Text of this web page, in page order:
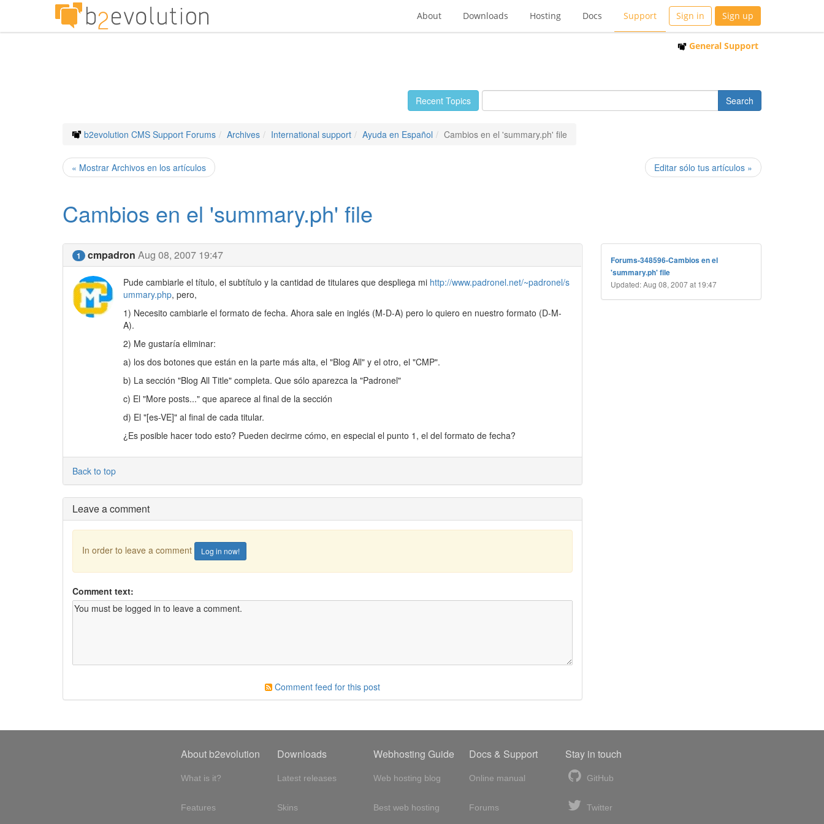
About Downloads Hosting Docs Support Sign in Sign up
General Support
Recent Topics
b2evolution CMS Support Forums Archives International support Ayuda en Español Cambios en el 'summary.ph' file
« Mostrar Archivos en los artículos Editar sólo tus artículos »
Cambios en el 'summary.ph' file
1 cmpadron Aug 08, 2007 19:47
Pude cambiarle el título, el subtítulo y la cantidad de titulares que despliega mi http://www.padronel.net/~padronel/s
ummary.php, pero,
1) Necesito cambiarle el formato de fecha. Ahora sale en inglés (M-D-A) pero lo quiero en nuestro formato (D-M-
A).
2) Me gustaría eliminar:
a) los dos botones que están en la parte más alta, el "Blog All" y el otro, el "CMP".
b) La sección "Blog All Title" completa. Que sólo aparezca la "Padronel"
c) El "More posts..." que aparece al final de la sección
d) El "[es-VE]" al final de cada titular.
¿Es posible hacer todo esto? Pueden decirme cómo, en especial el punto 1, el del formato de fecha?
Back to top
Leave a comment
In order to leave a comment Log in now!
Comment text:
Comment feed for this post
Forums-348596-Cambios en el
'summary.ph' file
Updated: Aug 08, 2007 at 19:47
About b2evolution
What is it?
Features
Downloads
Latest releases
Skins
Webhosting Guide
Web hosting blog
Best web hosting
Docs & Support
Online manual
Forums
Stay in touch
GitHub
Twitter